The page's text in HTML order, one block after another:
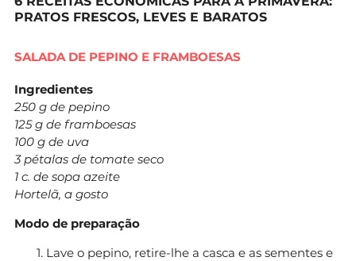
PRATOS FRESCOS, LEVES E BARATOS
SALADA DE PEPINO E FRAMBOESAS
Ingredientes
250 g de pepino
125 g de framboesas
100 g de uva
3 pétalas de tomate seco
1 c. de sopa azeite
Hortelã, a gosto
Modo de preparação
Lave o pepino, retire-lhe a casca e as sementes e